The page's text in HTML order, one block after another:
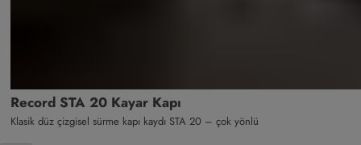
Record STA 20 Kayar Kapı
Klasik düz çizgisel sürme kapı kaydı STA 20 – çok yönlü